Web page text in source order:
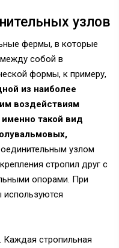
узлов
фермы, в которые
собой в
формы, к примеру,
из наиболее
воздействиям
именно такой вид
узлом
стропил друг с
опорами. При
используются
Каждая стропильная